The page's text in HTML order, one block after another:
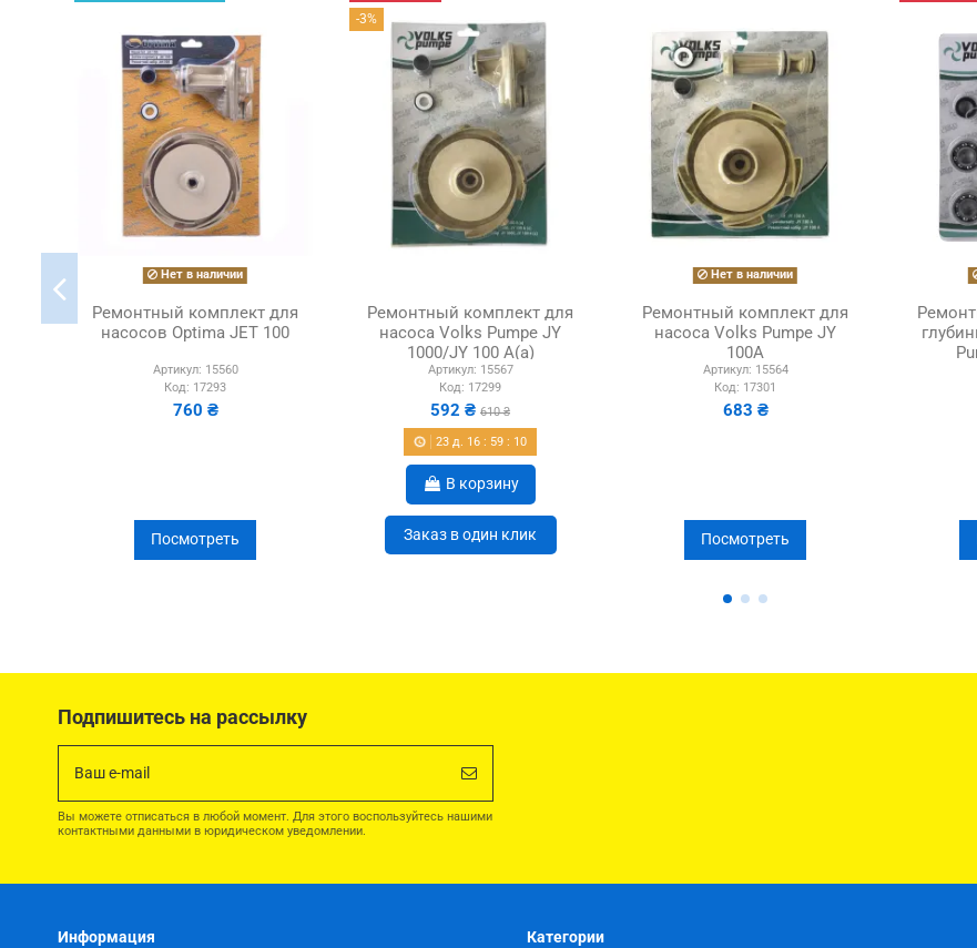
Нет в наличии
Ремонтный комплект для
насосов Optima JET 100
Артикул: 15560
Код: 17293
760 ₴
Посмотреть
-3%
Ремонтный комплект для
насоса Volks Pumpe JY
1000/JY 100 A(a)
Артикул: 15567
Код: 17299
592 ₴ 610 ₴
23 д. 16 : 59 : 09
В корзину
Заказ в один клик
Нет в наличии
Ремонтный комплект для
насоса Volks Pumpe JY
100A
Артикул: 15564
Код: 17301
683 ₴
Посмотреть
Подпишитесь на рассылку
Вы можете отписаться в любой момент. Для этого воспользуйтесь нашими
контактными данными в юридическом уведомлении.
Информация Категории